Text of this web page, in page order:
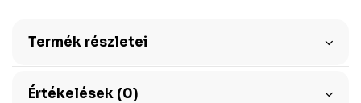
Termék részletei
Értékelések (0)